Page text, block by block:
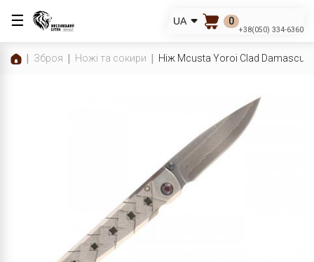
☰ UA 0
+38(050) 334-6360
Зброя Ножі та сокири Ніж Mcusta Yoroi Clad Damascus